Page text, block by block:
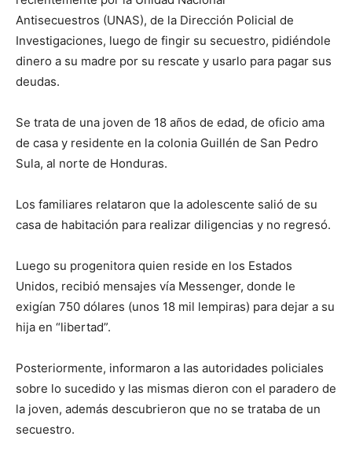
Antisecuestros (UNAS), de la Dirección Policial de
Investigaciones, luego de fingir su secuestro, pidiéndole
dinero a su madre por su rescate y usarlo para pagar sus
deudas.
Se trata de una joven de 18 años de edad, de oficio ama
de casa y residente en la colonia Guillén de San Pedro
Sula, al norte de Honduras.
Los familiares relataron que la adolescente salió de su
casa de habitación para realizar diligencias y no regresó.
Luego su progenitora quien reside en los Estados
Unidos, recibió mensajes vía Messenger, donde le
exigían 750 dólares (unos 18 mil lempiras) para dejar a su
hija en “libertad”.
Posteriormente, informaron a las autoridades policiales
sobre lo sucedido y las mismas dieron con el paradero de
la joven, además descubrieron que no se trataba de un
secuestro.